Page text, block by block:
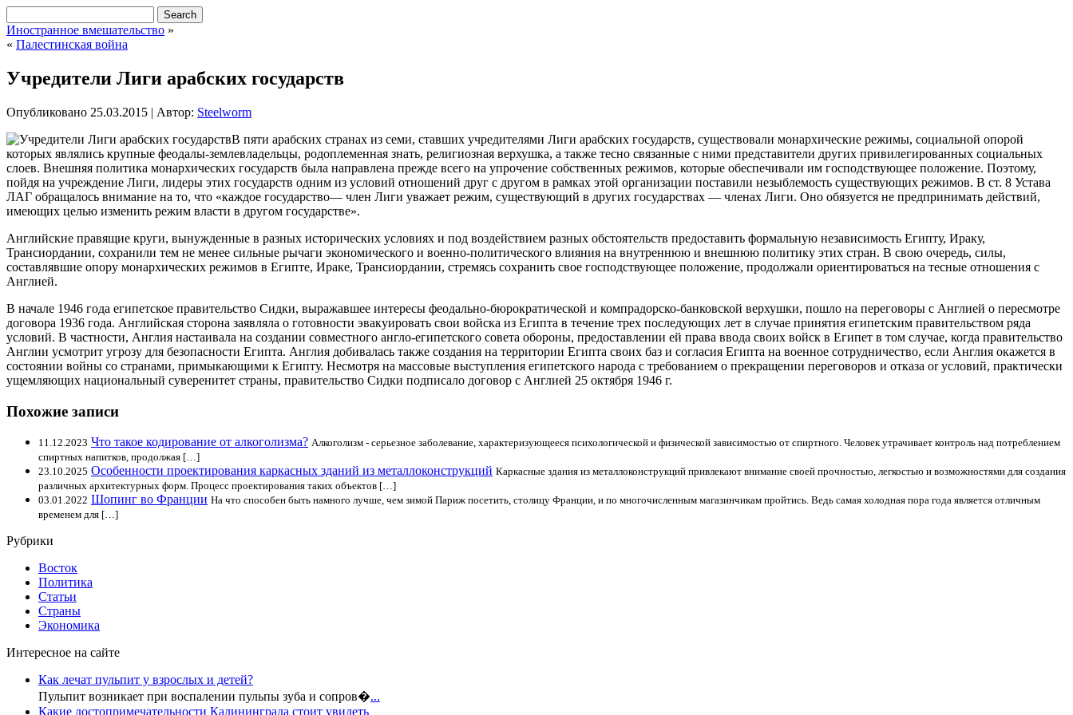
Иностранное вмешательство »
« Палестинская война
Учредители Лиги арабских государств
Опубликовано 25.03.2015 | Автор: Steelworm
В пяти арабских странах из семи, ставших учредителями Лиги арабских государств, существовали монархические режимы, социальной опорой
которых являлись крупные феодалы-землевладельцы, родоплеменная знать, религиозная верхушка, а также тесно связанные с ними представители других привилегированных социальных
слоев. Внешняя политика монархических государств была направлена прежде всего на упрочение собственных режимов, которые обеспечивали им господствующее положение. Поэтому,
пойдя на учреждение Лиги, лидеры этих государств одним из условий отношений друг с другом в рамках этой организации поставили незыблемость существующих режимов. В ст. 8 Устава
ЛАГ обращалось внимание на то, что «каждое государство— член Лиги уважает режим, существующий в других государствах — членах Лиги. Оно обязуется не предпринимать действий,
имеющих целью изменить режим власти в другом государстве».
Английские правящие круги, вынужденные в разных исторических условиях и под воздействием разных обстоятельств предоставить формальную независимость Египту, Ираку,
Трансиордании, сохранили тем не менее сильные рычаги экономического и военно-политического влияния на внутреннюю и внешнюю политику этих стран. В свою очередь, силы,
составлявшие опору монархических режимов в Египте, Ираке, Трансиордании, стремясь сохранить свое господствующее положение, продолжали ориентироваться на тесные отношения с
Англией.
В начале 1946 года египетское правительство Сидки, выражавшее интересы феодально-бюрократической и компрадорско-банковской верхушки, пошло на переговоры с Англией о пересмотре
договора 1936 года. Английская сторона заявляла о готовности эвакуировать свои войска из Египта в течение трех последующих лет в случае принятия египетским правительством ряда
условий. В частности, Англия настаивала на создании совместного англо-египетского совета обороны, предоставлении ей права ввода своих войск в Египет в том случае, когда правительство
Англии усмотрит угрозу для безопасности Египта. Англия добивалась также создания на территории Египта своих баз и согласия Египта на военное сотрудничество, если Англия окажется в
состоянии войны со странами, примыкающими к Египту. Несмотря на массовые выступления египетского народа с требованием о прекращении переговоров и отказа or условий, практически
ущемляющих национальный суверенитет страны, правительство Сидки подписало договор с Англией 25 октября 1946 г.
Похожие записи
11.12.2023 Что такое кодирование от алкоголизма? Алкоголизм - серьезное заболевание, характеризующееся психологической и физической зависимостью от спиртного. Человек утрачивает контроль над потреблением
спиртных напитков, продолжая […]
23.10.2025 Особенности проектирования каркасных зданий из металлоконструкций Каркасные здания из металлоконструкций привлекают внимание своей прочностью, легкостью и возможностями для создания
различных архитектурных форм. Процесс проектирования таких объектов […]
03.01.2022 Шопинг во Франции На что способен быть намного лучше, чем зимой Париж посетить, столицу Франции, и по многочисленным магазинчикам пройтись. Ведь самая холодная пора года является отличным
временем для […]
Рубрики
Восток
Политика
Статьи
Страны
Экономика
Интересное на сайте
Как лечат пульпит у взрослых и детей?
Пульпит возникает при воспалении пульпы зуба и сопров�...
Какие достопримечательности Калининграда стоит увидеть